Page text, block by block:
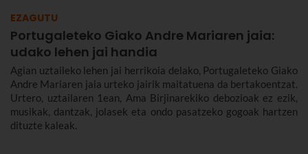
EZAGUTU
Portugaleteko Giako Andre Mariaren jaia:
udako lehen jai handia
Agian uztaileko lehen jai herrikoia delako, Portugaleteko Giako
Andre Mariaren jaia urteko jairik maitatuena da bertakoentzat.
Urtero, uztailaren 1ean, Ama Birjinarekiko debozioak ez ezik,
musikak, dantzak, jolasek eta ondo pasatzeko gogoak hartzen
dituzte kaleak.